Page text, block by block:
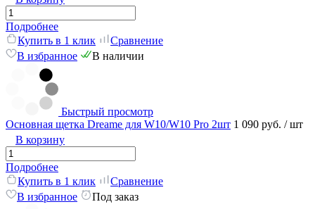
Подробнее
Купить в 1 клик
Сравнение
В избранное
В наличии
Быстрый просмотр
Основная щетка Dreame для W10/W10 Pro 2шт 1 090 руб. / шт
В корзину
Подробнее
Купить в 1 клик
Сравнение
В избранное
Под заказ